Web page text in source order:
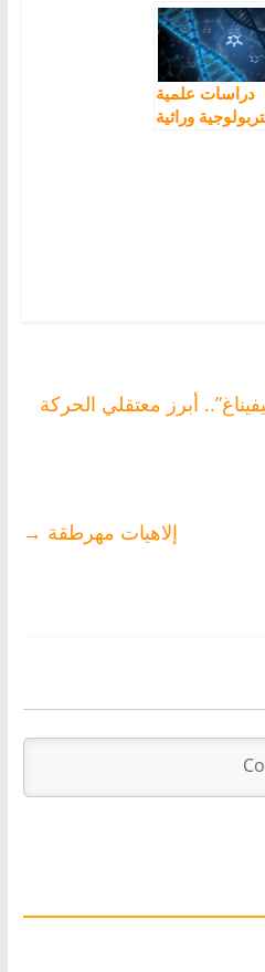
ذ. أفقير محمد
دراسات علمية
وراثية
أبرز معتقلي الحركة
إلاهيات مهرطقة →